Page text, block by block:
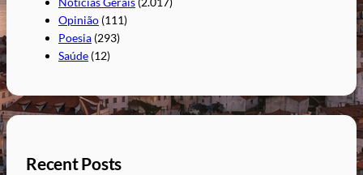
Opinião (111)
Poesia (293)
Saúde (12)
Recent Posts